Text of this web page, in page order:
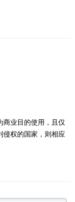
商业目的使用，且仅
侵权的国家，则相应